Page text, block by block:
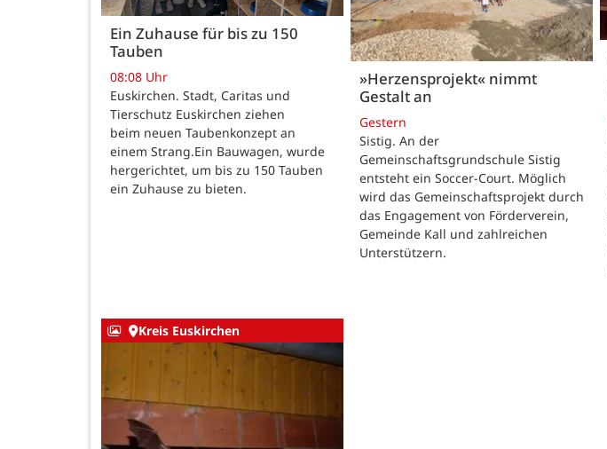
Ein Zuhause für bis zu 150
Tauben
08:08 Uhr
Euskirchen. Stadt, Caritas und
Tierschutz Euskirchen ziehen
beim neuen Taubenkonzept an
einem Strang.Ein Bauwagen, wurde
hergerichtet, um bis zu 150 Tauben
ein Zuhause zu bieten.
»Herzensprojekt« nimmt
Gestalt an
Gestern
Sistig. An der
Gemeinschaftsgrundschule Sistig
entsteht ein Soccer-Court. Möglich
wird das Gemeinschaftsprojekt durch
das Engagement von Förderverein,
Gemeinde Kall und zahlreichen
Unterstützern.
Kreis Euskirchen